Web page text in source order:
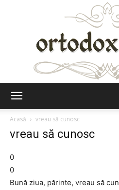
Acasă
vreau să cunosc
vreau să cunosc
0
0
Bună ziua, părinte, vreau să